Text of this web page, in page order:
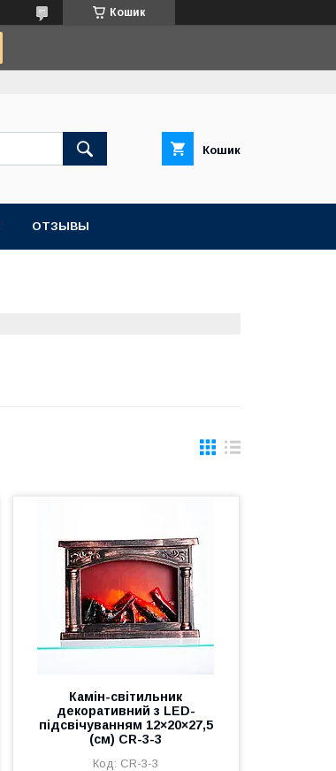
Кошик
Кошик
ОТЗЫВЫ
Камін-світильник
декоративний з LED-
підсвічуванням 12×20×27,5
(см) CR-3-3
CR-3-3